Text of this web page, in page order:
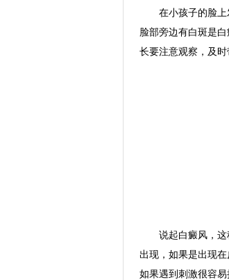
在小孩子的脸上发
脸部旁边有白斑是
长要注意观察，及时
说起白癜风，这种
出现，如果是出现
如果遇到刺激很容易